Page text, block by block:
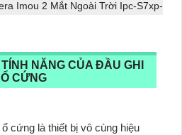
Imou 2 Mắt Ngoài Trời Ipc-S7xp-
NĂNG CỦA ĐẦU GHI
CỨNG
cứng là thiết bị vô cùng hiệu